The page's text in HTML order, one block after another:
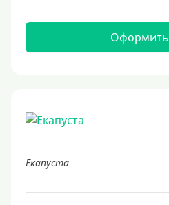
Оформить
Екапуста